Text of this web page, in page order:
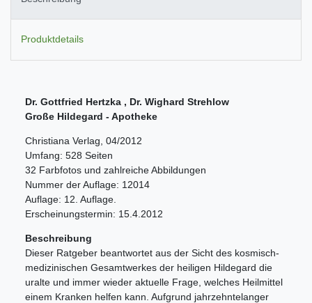
Produktdetails
Dr. Gottfried Hertzka , Dr. Wighard Strehlow
Große Hildegard - Apotheke
Christiana Verlag, 04/2012
Umfang: 528 Seiten
32 Farbfotos und zahlreiche Abbildungen
Nummer der Auflage: 12014
Auflage: 12. Auflage.
Erscheinungstermin: 15.4.2012
Beschreibung
Dieser Ratgeber beantwortet aus der Sicht des kosmisch-
medizinischen Gesamtwerkes der heiligen Hildegard die
uralte und immer wieder aktuelle Frage, welches Heilmittel
einem Kranken helfen kann. Aufgrund jahrzehntelanger